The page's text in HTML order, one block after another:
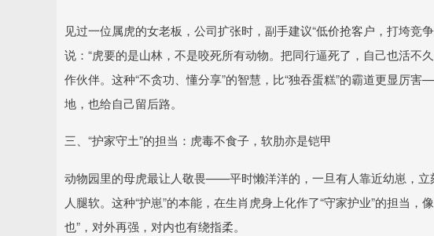
见过一位属虎的女老板，公司扩张时，副手建议“低价抢客户，打垮竞
说：“虎要的是山林，不是咬死所有动物。把同行逼死了，自己也活不
作伙伴。这种“不贪功、懂分享”的智慧，比“独吞蛋糕”的霸道更显厉
地，也给自己留后路。
三、“护家守土”的担当：虎毒不食子，软肋亦是铠甲
动物园里的母虎最让人敬畏——平时懒洋洋的，一旦有人靠近幼崽，
人腿软。这种“护崽”的本能，在生肖虎身上化作了“守家护业”的担当，
也”，对外再强，对内也有绕指柔。